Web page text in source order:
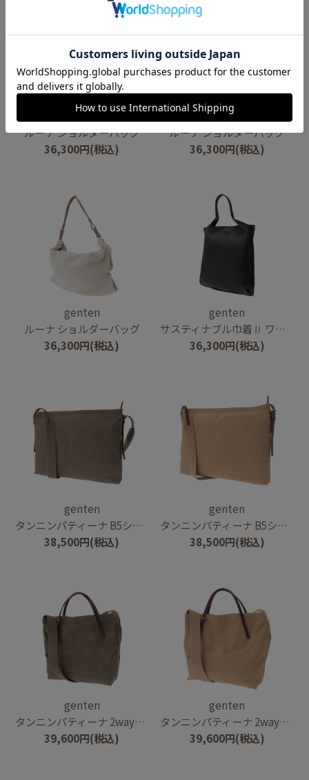
genten
ルーナ ショルダーバッグ
36,300円(税込)
genten
ルーナ ショルダーバッグ
36,300円(税込)
genten
ルーナ ショルダーバッグ
36,300円(税込)
genten
サスティナブル巾着Ⅱ ワンハンドルトート
36,300円(税込)
genten
タンニンパティーナ B5ショルダーバッグ
38,500円(税込)
genten
タンニンパティーナ B5ショルダーバッグ
38,500円(税込)
genten
タンニンパティーナ 2wayトートバッグ
39,600円(税込)
genten
タンニンパティーナ 2wayトートバッグ
39,600円(税込)